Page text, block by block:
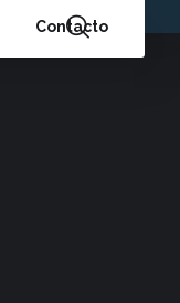
Contacto